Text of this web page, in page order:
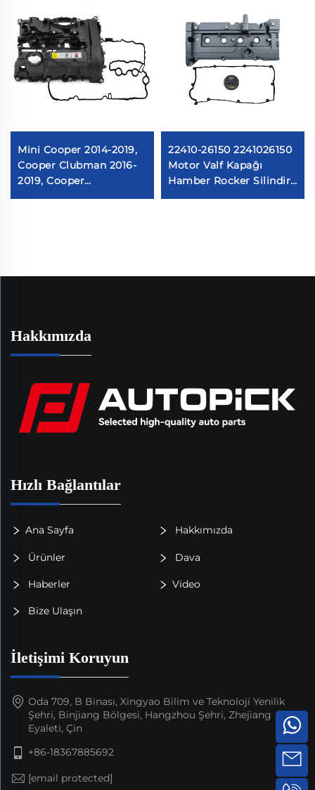
Mini Cooper 2014-2019,
Cooper Clubman 2016-
2019, Cooper
22410-26150 2241026150
Motor Valf Kapağı
Hamber Rocker Silindir
Hakkımızda
Hızlı Bağlantılar
Ana Sayfa Hakkımızda
Ürünler Dava
Haberler Video
Bize Ulaşın
İletişimi Koruyun
Oda 709, B Binası, Xingyao Bilim ve Teknoloji Yenilik
Şehri, Binjiang Bölgesi, Hangzhou Şehri, Zhejiang
Eyaleti, Çin
+86-18367885692
[email protected]